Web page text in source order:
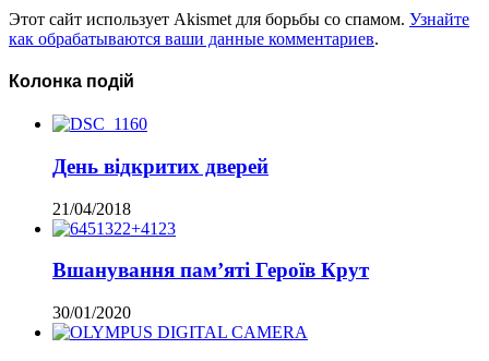
Этот сайт использует Akismet для борьбы со спамом. Узнайте
как обрабатываются ваши данные комментариев.
Колонка подій
День відкритих дверей
21/04/2018
Вшанування пам’яті Героїв Крут
30/01/2020